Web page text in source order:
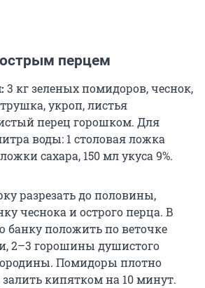
перцем
3 кг зеленых помидоров, чеснок,
укроп, листья
перец горошком. Для
воды: 1 столовая ложка
сахара, 150 мл укуса 9%.
разрезать до половины,
чеснока и острого перца. В
банку положить по веточке
2–3 горошины душистого
Помидоры плотно
кипятком на 10 минут.